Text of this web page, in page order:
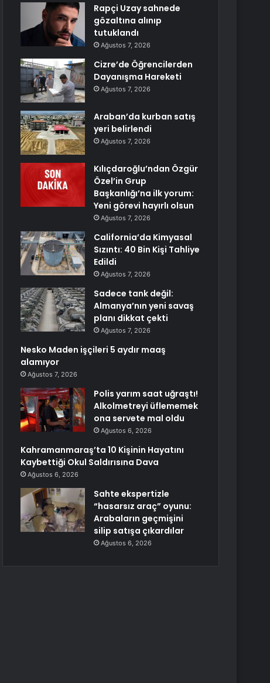
Rapçi Uzay sahnede
gözaltına alınıp
tutuklandı
Ağustos 7, 2026
Cizre’de Öğrencilerden
Dayanışma Hareketi
Ağustos 7, 2026
Araban’da kurban satış
yeri belirlendi
Ağustos 7, 2026
Kılıçdaroğlu’ndan Özgür
Özel’in Grup
Başkanlığı’na ilk yorum:
Yeni görevi hayırlı olsun
Ağustos 7, 2026
California’da Kimyasal
Sızıntı: 40 Bin Kişi Tahliye
Edildi
Ağustos 7, 2026
Sadece tank değil:
Almanya’nın yeni savaş
planı dikkat çekti
Ağustos 7, 2026
Nesko Maden işçileri 5 aydır maaş
alamıyor
Ağustos 7, 2026
Polis yarım saat uğraştı!
Alkolmetreyi üflememek
ona servete mal oldu
Ağustos 6, 2026
Kahramanmaraş’ta 10 Kişinin Hayatını
Kaybettiği Okul Saldırısına Dava
Ağustos 6, 2026
Sahte ekspertizle
“hasarsız araç” oyunu:
Arabaların geçmişini
silip satışa çıkardılar
Ağustos 6, 2026